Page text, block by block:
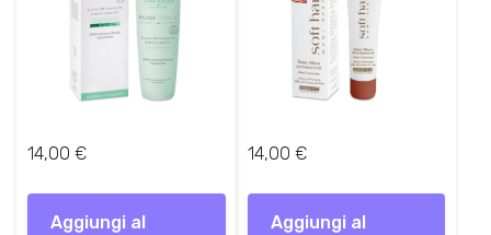
14,00 €
Aggiungi al
14,00 €
Aggiungi al